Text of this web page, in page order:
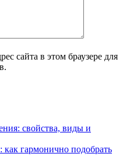
сайта в этом браузере для
свойства, виды и
как гармонично подобрать